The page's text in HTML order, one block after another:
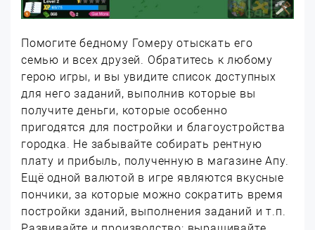
Помогите бедному Гомеру отыскать его
семью и всех друзей. Обратитесь к любому
герою игры, и вы увидите список доступных
для него заданий, выполнив которые вы
получите деньги, которые особенно
пригодятся для постройки и благоустройства
городка. Не забывайте собирать рентную
плату и прибыль, полученную в магазине Апу.
Ещё одной валютой в игре являются вкусные
пончики, за которые можно сократить время
постройки зданий, выполнения заданий и т.п.